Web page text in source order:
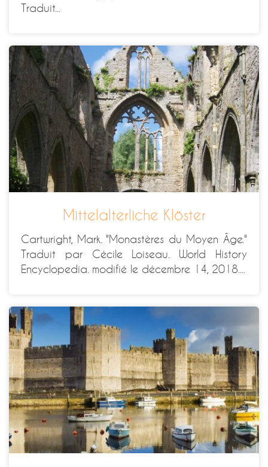
Traduit...
Mittelalterliche Klöster
Cartwright, Mark. "Monastères du Moyen Âge."
Traduit par Cécile Loiseau. World History
Encyclopedia. modifié le décembre 14, 2018....